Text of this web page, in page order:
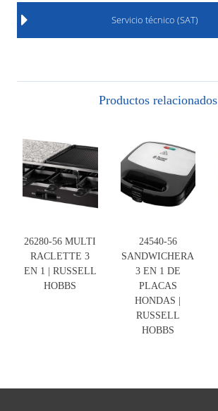
Servicio técnico (SAT)
Productos relacionados
26280-56 MULTI
RACLETTE 3
EN 1 | RUSSELL
HOBBS
24540-56
SANDWICHERA
3 EN 1 DE
PLACAS
HONDAS |
RUSSELL
HOBBS